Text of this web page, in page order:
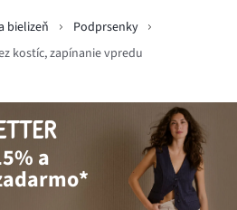
bielizeň
Podprsenky
kostíc, zapínanie vpredu
a